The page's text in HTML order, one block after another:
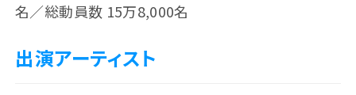
名／総動員数 15万8,000名
出演アーティスト